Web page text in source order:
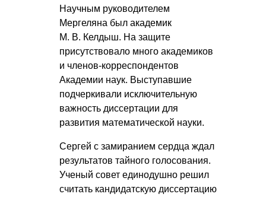
Научным руководителем
Мергеляна был академик
М. В. Келдыш. На защите
присутствовало много академиков
и членов-корреспондентов
Академии наук. Выступавшие
подчеркивали исключительную
важность диссертации для
развития математической науки.
Сергей с замиранием сердца ждал
результатов тайного голосования.
Ученый совет единодушно решил
считать кандидатскую диссертацию